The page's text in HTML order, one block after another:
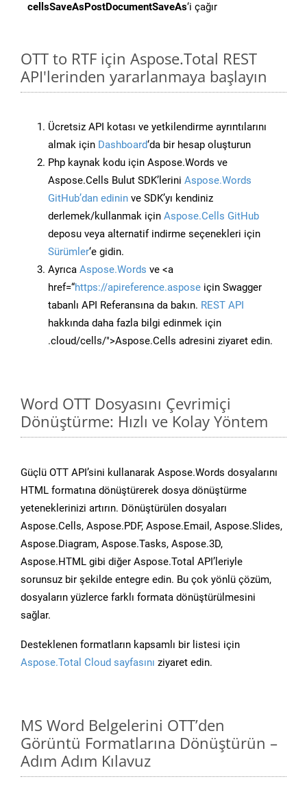
cellsSaveAsPostDocumentSaveAs‘i çağır
OTT to RTF için Aspose.Total REST
API'lerinden yararlanmaya başlayın
Ücretsiz API kotası ve yetkilendirme ayrıntılarını
almak için Dashboard‘da bir hesap oluşturun
Php kaynak kodu için Aspose.Words ve
Aspose.Cells Bulut SDK’lerini Aspose.Words
GitHub’dan edinin ve SDK’yı kendiniz
derlemek/kullanmak için Aspose.Cells GitHub
deposu veya alternatif indirme seçenekleri için
Sürümler‘e gidin.
Ayrıca Aspose.Words ve <a
href=“https://apireference.aspose için Swagger
tabanlı API Referansına da bakın. REST API
hakkında daha fazla bilgi edinmek için
.cloud/cells/">Aspose.Cells adresini ziyaret edin.
Word OTT Dosyasını Çevrimiçi
Dönüştürme: Hızlı ve Kolay Yöntem
Güçlü OTT API’sini kullanarak Aspose.Words dosyalarını
HTML formatına dönüştürerek dosya dönüştürme
yeteneklerinizi artırın. Dönüştürülen dosyaları
Aspose.Cells, Aspose.PDF, Aspose.Email, Aspose.Slides,
Aspose.Diagram, Aspose.Tasks, Aspose.3D,
Aspose.HTML gibi diğer Aspose.Total API’leriyle
sorunsuz bir şekilde entegre edin. Bu çok yönlü çözüm,
dosyaların yüzlerce farklı formata dönüştürülmesini
sağlar.
Desteklenen formatların kapsamlı bir listesi için
Aspose.Total Cloud sayfasını ziyaret edin.
MS Word Belgelerini OTT’den
Görüntü Formatlarına Dönüştürün –
Adım Adım Kılavuz